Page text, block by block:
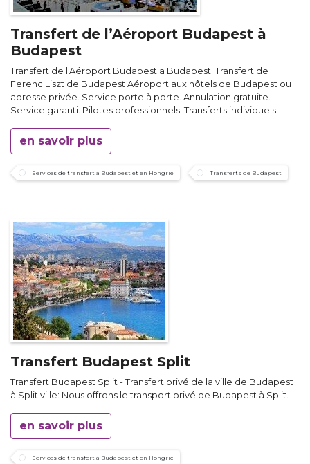
Transfert de l’Aéroport Budapest à
Budapest
Transfert de l'Aéroport Budapest a Budapest: Transfert de
Ferenc Liszt de Budapest Aéroport aux hôtels de Budapest ou
adresse privée. Service porte à porte. Annulation gratuite.
Service garanti. Pilotes professionnels. Transferts individuels.
en savoir plus
Services de transfert à Budapest et en Hongrie Transferts de Budapest
Transfert Budapest Split
Transfert Budapest Split - Transfert privé de la ville de Budapest
à Split ville: Nous offrons le transport privé de Budapest à Split.
en savoir plus
Services de transfert à Budapest et en Hongrie